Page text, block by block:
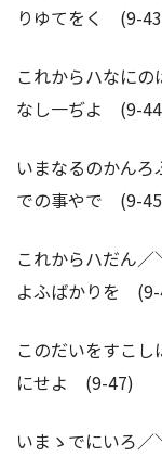
りゆてをく (9-
これからハなに
なし一ぢよ (9-
いまなるのかん
での事やで (9-
これからハだん
よふばかりを
このだいをすこ
にせよ (9-47)
いまゝでにいろ